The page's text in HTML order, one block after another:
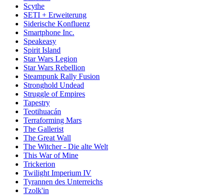
Scythe
SETI + Erweiterung
Siderische Konfluenz
Smartphone Inc.
Speakeasy
Spirit Island
Star Wars Legion
Star Wars Rebellion
Steampunk Rally Fusion
Stronghold Undead
Struggle of Empires
Tapestry
Teotihuacán
Terraforming Mars
The Gallerist
The Great Wall
The Witcher - Die alte Welt
This War of Mine
Trickerion
Twilight Imperium IV
Tyrannen des Unterreichs
Tzolk'in